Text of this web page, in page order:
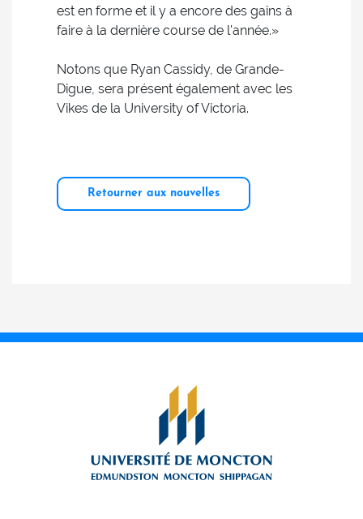
est en forme et il y a encore des gains à
faire à la dernière course de l'année.»
Notons que Ryan Cassidy, de Grande-
Digue, sera présent également avec les
Vikes de la University of Victoria.
Retourner aux nouvelles